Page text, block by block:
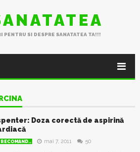
PENTRU SI DESPRE SANATATEA TA!!!
Doza corectă de aspirină
RECOMAND.. mai 7, 2011 50